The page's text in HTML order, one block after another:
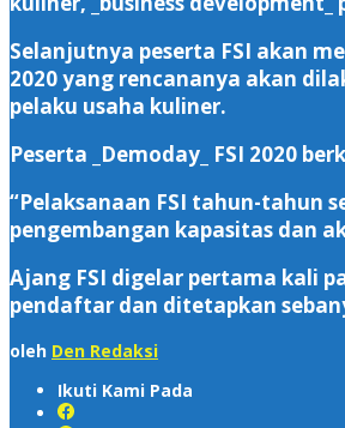
Selanjutnya peserta FSI akan
2020 yang rencananya akan
pelaku usaha kuliner.
Peserta _Demoday_ FSI 2020
“Pelaksanaan FSI tahun-tahun
pengembangan kapasitas dan
Ajang FSI digelar pertama kali
pendaftar dan ditetapkan
oleh Den Redaksi
Ikuti Kami Pada